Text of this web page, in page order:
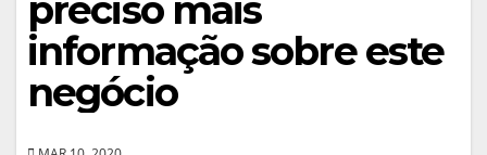
preciso mais
informação sobre este
negócio